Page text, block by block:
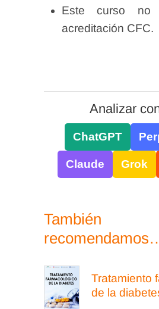
Este curso no
acreditación CFC.
Analizar
ChatGPT
Claude Grok
Tratamiento
de la